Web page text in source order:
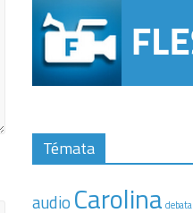
Témata
audio Carolina debata